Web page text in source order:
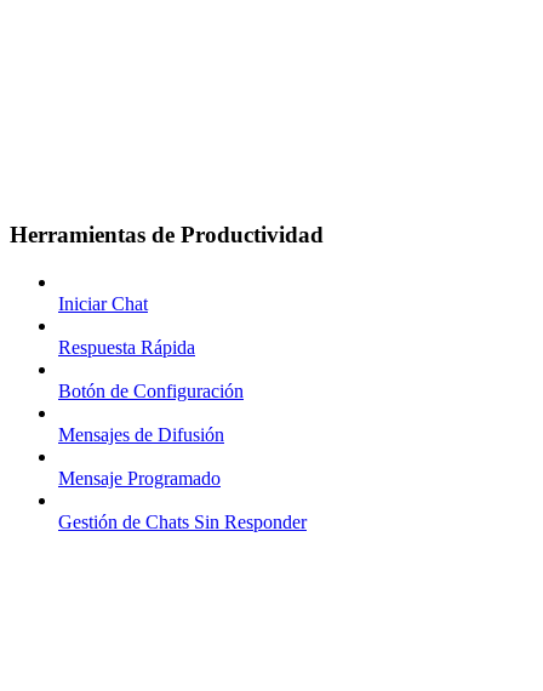
Herramientas de Productividad
Iniciar Chat
Respuesta Rápida
Botón de Configuración
Mensajes de Difusión
Mensaje Programado
Gestión de Chats Sin Responder